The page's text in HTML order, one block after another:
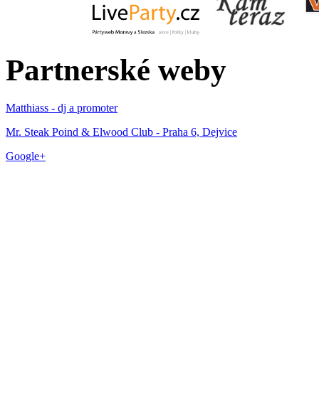
Partnerské weby
Matthiass - dj a promoter
Mr. Steak Poind & Elwood Club - Praha 6, Dejvice
Google+